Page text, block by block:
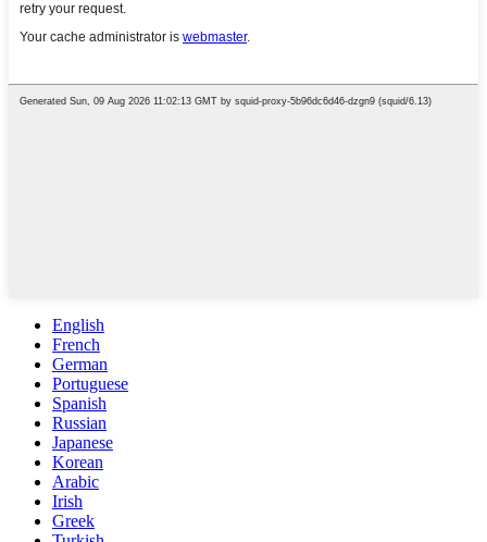
English
French
German
Portuguese
Spanish
Russian
Japanese
Korean
Arabic
Irish
Greek